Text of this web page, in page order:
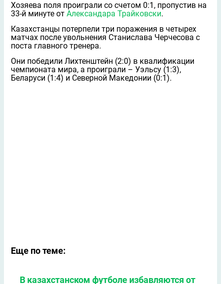
Хозяева поля проиграли со счетом 0:1, пропустив на
33-й минуте от Александара Трайковски.
Казахстанцы потерпели три поражения в четырех
матчах после увольнения Станислава Черчесова с
поста главного тренера.
Они победили Лихтенштейн (2:0) в квалификации
чемпионата мира, а проиграли – Уэльсу (1:3),
Беларуси (1:4) и Северной Македонии (0:1).
Еще по теме:
В казахстанском футболе избавляются от